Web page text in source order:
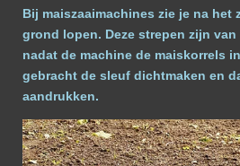
Bij maiszaaimachines zie je na het
grond lopen. Deze strepen zijn
nadat de machine de maiskorrels
gebracht de sleuf dichtmaken en
aandrukken.